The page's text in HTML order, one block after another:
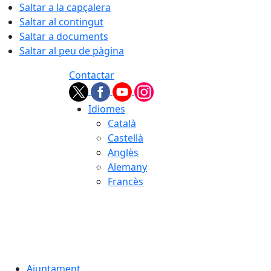
Saltar a la capçalera
Saltar al contingut
Saltar a documents
Saltar al peu de pàgina
Contactar
Idiomes
Català
Castellà
Anglès
Alemany
Francès